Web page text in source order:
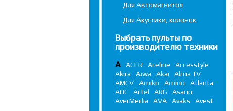
Для Автомагнитол
Для Акустики, колонок
Выбрать пульты по
производителю техники
A ACER Aceline
Accesstyle
Akira
Aiwa Akai
Alma TV
AMCV
Amiko Amino
Atlanta
AOC
Artel ARG
Asano
AverMedia
AVA Avaks Avest